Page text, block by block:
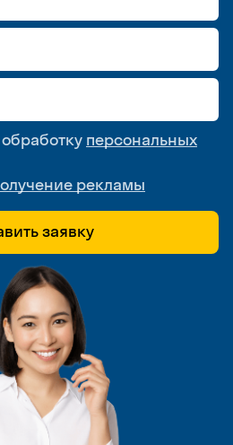
персональных
рекламы
заявку